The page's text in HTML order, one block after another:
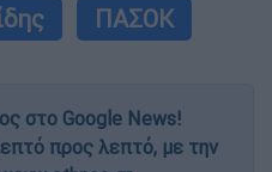
ΠΑΣΟΚ
στο Google News!
προς λεπτό, με την